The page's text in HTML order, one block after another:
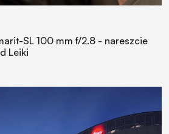
SL 100 mm f/2.8 - nareszcie
Leiki